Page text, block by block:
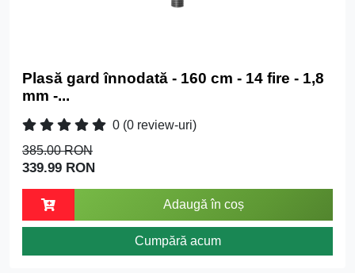
Plasă gard înnodată - 160 cm - 14 fire - 1,8
mm -...
0 (0 review-uri)
385.00 RON
339.99 RON
Adaugă în coș
Cumpără acum